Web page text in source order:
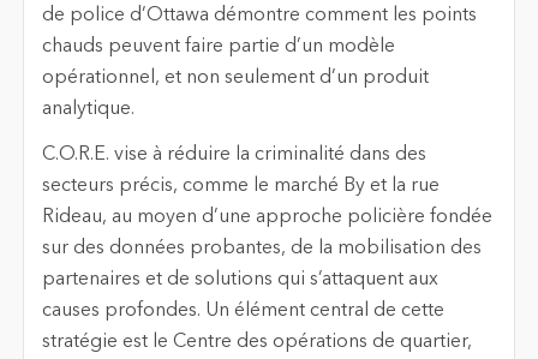
de police d’Ottawa démontre comment les points
chauds peuvent faire partie d’un modèle
opérationnel, et non seulement d’un produit
analytique.
C.O.R.E. vise à réduire la criminalité dans des
secteurs précis, comme le marché By et la rue
Rideau, au moyen d’une approche policière fondée
sur des données probantes, de la mobilisation des
partenaires et de solutions qui s’attaquent aux
causes profondes. Un élément central de cette
stratégie est le Centre des opérations de quartier,